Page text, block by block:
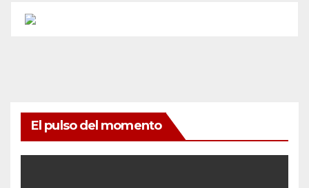
El pulso del momento